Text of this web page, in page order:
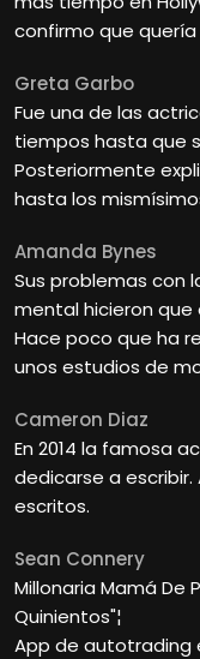
confirmo que
Greta Garbo
Fue una de las
tiempos hasta que
Posteriormente
hasta los
Amanda Bynes
Sus problemas con
mental hicieron que
Hace poco que ha
unos estudios de
Cameron Diaz
En 2014 la famosa
dedicarse a
escritos.
Sean Connery
Millonaria Mamá De
Quinientos"¦
App de autotrading